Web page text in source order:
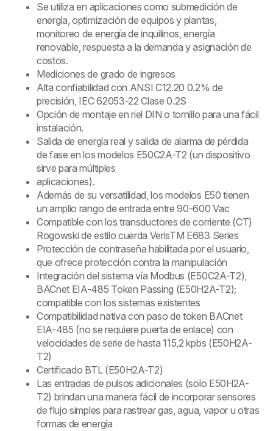
Se utiliza en aplicaciones como submedición de
energía, optimización de equipos y plantas,
monitoreo de energía de inquilinos, energía
renovable, respuesta a la demanda y asignación de
costos.
Mediciones de grado de ingresos
Alta confiabilidad con ANSI C12.20 0.2% de
precisión, IEC 62053-22 Clase 0.2S
Opción de montaje en riel DIN o tornillo para una fácil
instalación.
Salida de energía real y salida de alarma de pérdida
de fase en los modelos E50C2A-T2 (un dispositivo
sirve para múltiples
aplicaciones).
Además de su versatilidad, los modelos E50 tienen
un amplio rango de entrada entre 90-600 Vac
Compatible con los transductores de corriente (CT)
Rogowski de estilo cuerda VerisTM E683 Series
Protección de contraseña habilitada por el usuario,
que ofrece protección contra la manipulación
Integración del sistema vía Modbus (E50C2A-T2),
BACnet EIA-485 Token Passing (E50H2A-T2);
compatible con los sistemas existentes
Compatibilidad nativa con paso de token BACnet
EIA-485 (no se requiere puerta de enlace) con
velocidades de serie de hasta 115,2 kpbs (E50H2A-
T2)
Certificado BTL (E50H2A-T2)
Las entradas de pulsos adicionales (solo E50H2A-
T2) brindan una manera fácil de incorporar sensores
de flujo simples para rastrear gas, agua, vapor u otras
formas de energía